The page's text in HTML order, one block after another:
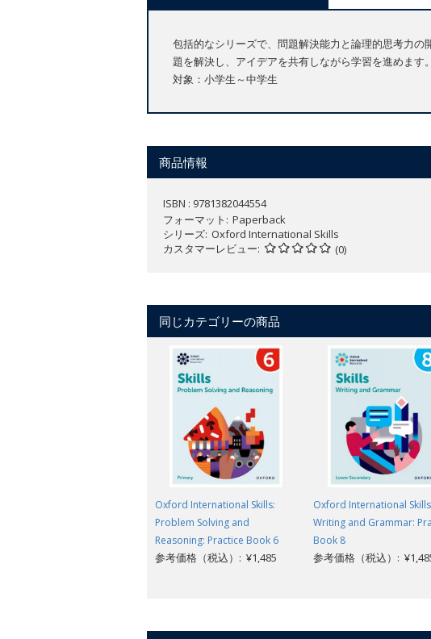
包括的なシリーズで、問題解決能力と論理的思考力
題を解決し、アイデアを共有しながら学習を進めます。
対象：小学生～中学生
商品情報
ISBN : 9781382044554
フォーマット
Paperback
シリーズ Oxford International Skills
カスタマーレビュー
(0)
同じカテゴリーの商品
Oxford International Skills:
Problem Solving and
Reasoning: Practice Book 6
参考価格（税込）: ¥1,485
Oxford International
Writing and Grammar:
Book 8
参考価格（税込）: